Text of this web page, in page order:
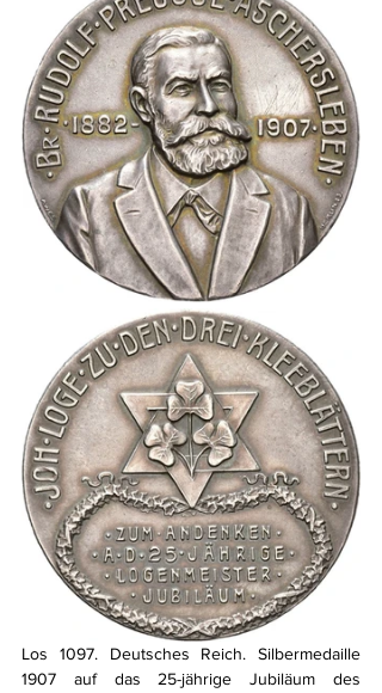
Los 1097. Deutsches Reich. Silbermedaille
1907 auf das 25-jährige Jubiläum des